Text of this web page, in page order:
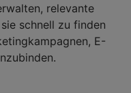
relevante
schnell zu finden
E-